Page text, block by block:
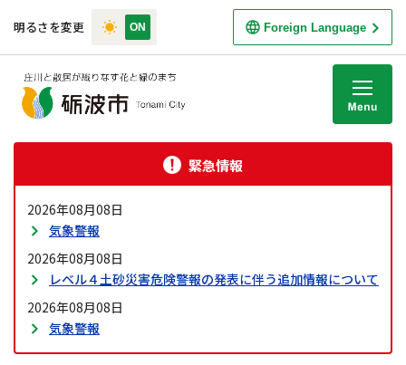
明るさを変更 Foreign Language
緊急情報
2026年08月08日
気象警報
2026年08月08日
レベル４土砂災害危険警報の発表に伴う追加情報について
2026年08月08日
気象警報